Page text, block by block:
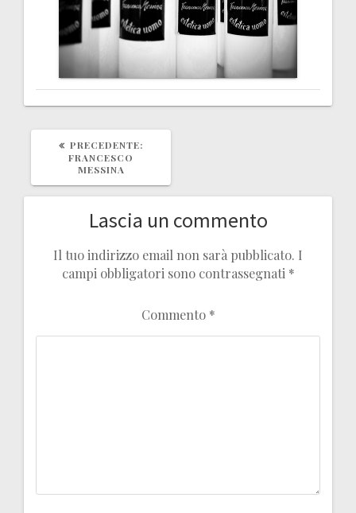
PRECEDENTE:
FRANCESCO
MESSINA
Lascia un commento
Il tuo indirizzo email non sarà pubblicato. I
campi obbligatori sono contrassegnati *
Commento *